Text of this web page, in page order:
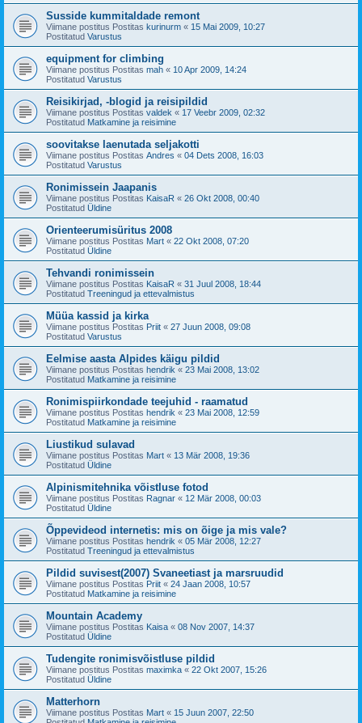
Susside kummitaldade remont
Viimane postitus Postitas kurinurm « 15 Mai 2009, 10:27
Postitatud Varustus
equipment for climbing
Viimane postitus Postitas mah « 10 Apr 2009, 14:24
Postitatud Varustus
Reisikirjad, -blogid ja reisipildid
Viimane postitus Postitas valdek « 17 Veebr 2009, 02:32
Postitatud Matkamine ja reisimine
soovitakse laenutada seljakotti
Viimane postitus Postitas Andres « 04 Dets 2008, 16:03
Postitatud Varustus
Ronimissein Jaapanis
Viimane postitus Postitas KaisaR « 26 Okt 2008, 00:40
Postitatud Üldine
Orienteerumisüritus 2008
Viimane postitus Postitas Mart « 22 Okt 2008, 07:20
Postitatud Üldine
Tehvandi ronimissein
Viimane postitus Postitas KaisaR « 31 Juul 2008, 18:44
Postitatud Treeningud ja ettevalmistus
Müüa kassid ja kirka
Viimane postitus Postitas Priit « 27 Juun 2008, 09:08
Postitatud Varustus
Eelmise aasta Alpides käigu pildid
Viimane postitus Postitas hendrik « 23 Mai 2008, 13:02
Postitatud Matkamine ja reisimine
Ronimispiirkondade teejuhid - raamatud
Viimane postitus Postitas hendrik « 23 Mai 2008, 12:59
Postitatud Matkamine ja reisimine
Liustikud sulavad
Viimane postitus Postitas Mart « 13 Mär 2008, 19:36
Postitatud Üldine
Alpinismitehnika võistluse fotod
Viimane postitus Postitas Ragnar « 12 Mär 2008, 00:03
Postitatud Üldine
Õppevideod internetis: mis on õige ja mis vale?
Viimane postitus Postitas hendrik « 05 Mär 2008, 12:27
Postitatud Treeningud ja ettevalmistus
Pildid suvisest(2007) Svaneetiast ja marsruudid
Viimane postitus Postitas Priit « 24 Jaan 2008, 10:57
Postitatud Matkamine ja reisimine
Mountain Academy
Viimane postitus Postitas Kaisa « 08 Nov 2007, 14:37
Postitatud Üldine
Tudengite ronimisvõistluse pildid
Viimane postitus Postitas maximka « 22 Okt 2007, 15:26
Postitatud Üldine
Matterhorn
Viimane postitus Postitas Mart « 15 Juun 2007, 22:50